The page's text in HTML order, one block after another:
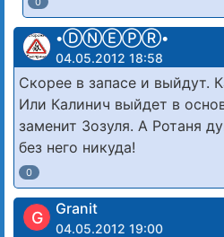
•ⒹⓃⒺⓅⓇ•
04.05.2012 18:58
Скорее в запасе и выйдут.
Или Калинич выйдет в
заменит Зозуля. А Ротаня
без него никуда!
0
G Granit
04.05.2012 19:00